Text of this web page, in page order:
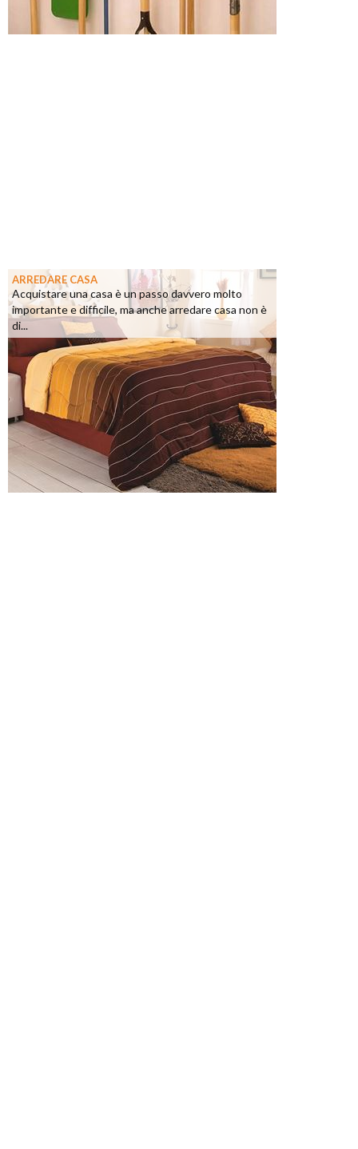
ARREDARE CASA
Acquistare una casa è un passo davvero molto
importante e difficile, ma anche arredare casa non è
di...